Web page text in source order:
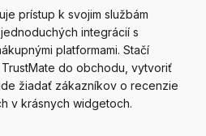
prístup k svojim službám
integrácií s
platformami. Stačí
do obchodu, vytvoriť
žiadať zákazníkov o recenzie
v krásnych widgetoch.